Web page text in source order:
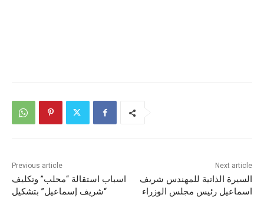
Previous article
اسباب استقالة “محلب” وتكليف
“شريف إسماعيل” بتشكيل
Next article
السيرة الذاتية للمهندس شريف
اسماعيل رئيس مجلس الوزراء